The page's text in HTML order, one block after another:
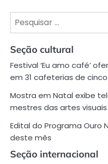
Pesquisar
Seção cultural
Festival ‘Eu amo café’
em 31 cafeterias de
Mostra em Natal exibe
mestres das artes visuais
Edital do Programa Ouro
deste mês
Seção internacional